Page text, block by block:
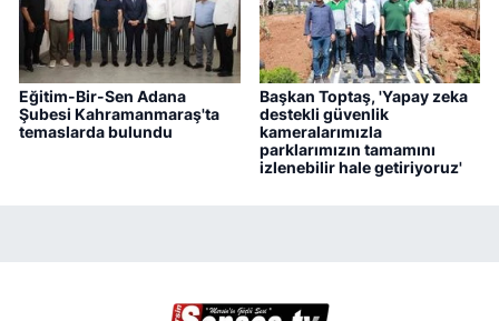
Eğitim-Bir-Sen Adana
Şubesi Kahramanmaraş'ta
temaslarda bulundu
Başkan Toptaş, 'Yapay zeka
destekli güvenlik
kameralarımızla
parklarımızın tamamını
izlenebilir hale getiriyoruz'